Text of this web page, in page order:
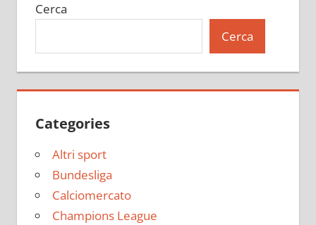
Cerca
Cerca
Categories
Altri sport
Bundesliga
Calciomercato
Champions League